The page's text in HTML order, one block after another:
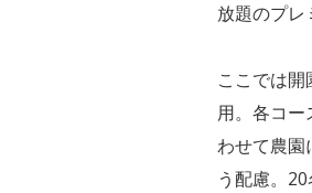
放題のプレ
ここでは
用。各コ
わせて農園
う配慮。